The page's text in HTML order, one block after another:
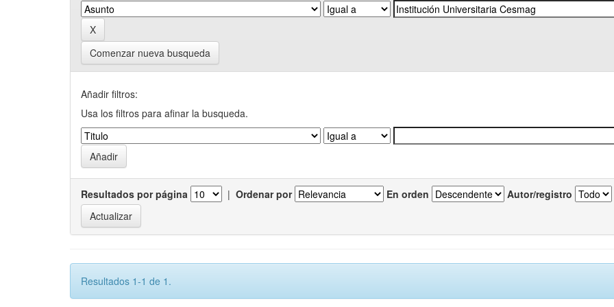
Comenzar nueva busqueda
Añadir filtros:
Usa los filtros para afinar la busqueda.
Resultados por página | Ordenar por En orden Autor/registro
Resultados 1-1 de 1.